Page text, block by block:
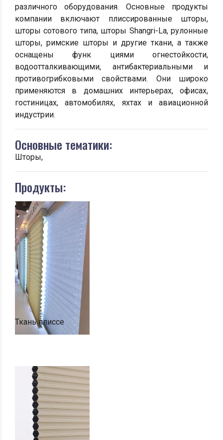
различного оборудования. Основные продукты
компании включают плиссированные шторы,
шторы сотового типа, шторы Shangri-La, рулонные
шторы, римские шторы и другие ткани, а также
оснащены функ циями огнестойкости,
водоотталкивающими, антибактериальными и
противогрибковыми свойствами. Они широко
применяются в домашних интерьерах, офисах,
гостиницах, автомобилях, яхтах и авиационной
индустрии.
Основные тематики:
Шторы,
Продукты:
Ткань плиссе